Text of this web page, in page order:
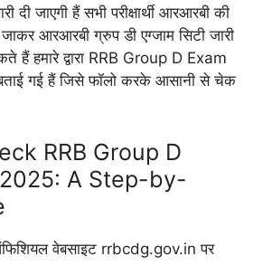
दी जाएगी हैं सभी परीक्षार्थी आरआरबी की
आरआरबी ग्रुप डी एग्जाम सिटी जारी
हमारे द्वारा RRB Group D Exam
गई हैं जिसे फॉलो करके आसानी से चेक
RRB Group D
A Step-by-
वेबसाइट rrbcdg.gov.in पर